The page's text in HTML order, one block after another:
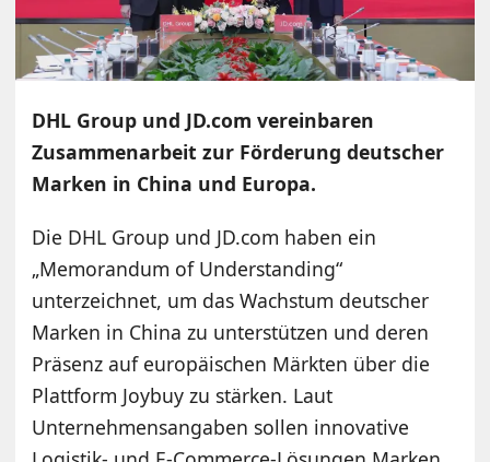
DHL Group und JD.com vereinbaren
Zusammenarbeit zur Förderung deutscher
Marken in China und Europa.
Die DHL Group und JD.com haben ein
„Memorandum of Understanding“
unterzeichnet, um das Wachstum deutscher
Marken in China zu unterstützen und deren
Präsenz auf europäischen Märkten über die
Plattform Joybuy zu stärken. Laut
Unternehmensangaben sollen innovative